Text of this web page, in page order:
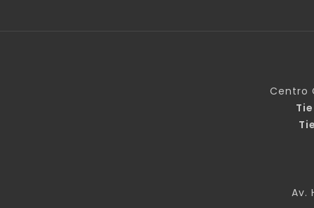
Centro
Av.